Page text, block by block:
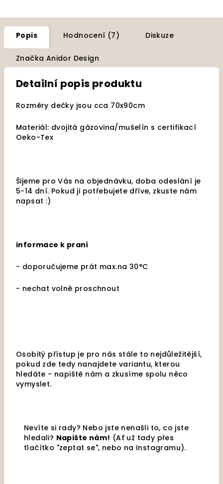
Popis Hodnocení (7) Diskuze
Značka Anidor Design
Detailní popis produktu
Rozměry dečky jsou cca 70x90cm
Materiál: dvojitá gázovina/mušelín s certifikací
Oeko-Tex
Šijeme pro Vás na objednávku, doba odeslání je
5-14 dní. Pokud ji potřebujete dříve, zkuste nám
napsat :)
informace k praní
- doporučujeme prát max.na 30°C
- nechat volně proschnout
Osobitý přístup je pro nás stále to nejdůležitější,
pokud zde tedy nanajdete variantu, kterou
hledáte - napiště nám a zkusíme spolu něco
vymyslet.
Nevíte si rady? Nebo jste nenašli to, co jste
hledali? Napište nám! (Ať už tady přes
tlačítko "zeptat se", nebo na Instagramu).